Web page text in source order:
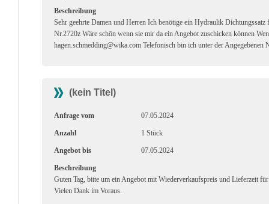
Beschreibung
Sehr geehrte Damen und Herren Ich benötige ein Hydraulik
Nr.2720z Wäre schön wenn sie mir da ein Angebot zuschicken können
hagen.schmedding@wika.com Telefonisch bin ich unter der
(kein Titel)
Anfrage vom 07.05.2024
Anzahl 1 Stück
Angebot bis 07.05.2024
Beschreibung
Guten Tag, bitte um ein Angebot mit Wiederverkaufspreis und Lieferzeit
Vielen Dank im Voraus.